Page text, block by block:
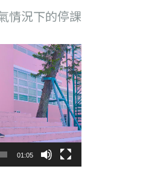
情況下的停課
01:05